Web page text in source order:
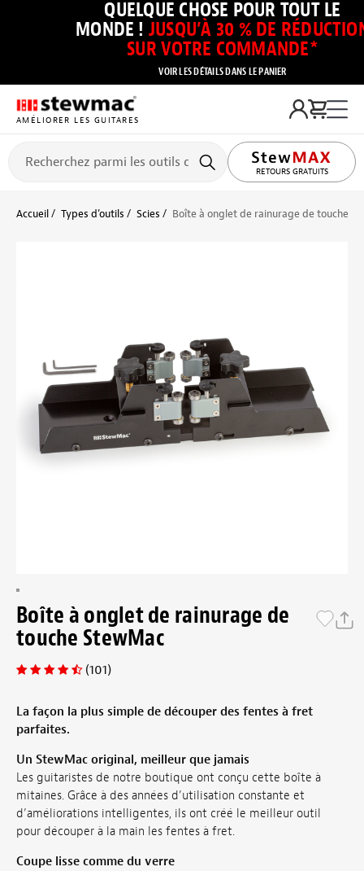
QUELQUE CHOSE POUR TOUT LE
MONDE ! JUSQU’À 30 % DE
SUR VOTRE COMMANDE*
VOIR LES DÉTAILS DANS LE PANIER
AMÉLIORER LES GUITARES
RETOURS GRATUITS
Accueil Types d’outils Scies Boîte à onglet de rainurage de touche
Boîte à onglet de rainurage de
touche StewMac
(101)
La façon la plus simple de découper des fentes à fret
parfaites.
Un StewMac original, meilleur que jamais
Les guitaristes de notre boutique ont conçu cette boîte à
mitaines. Grâce à des années d’utilisation constante et
d’améliorations intelligentes, ils ont créé le meilleur outil
pour découper à la main les fentes à fret.
Coupe lisse comme du verre